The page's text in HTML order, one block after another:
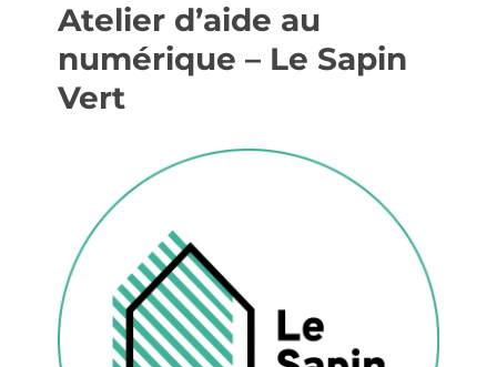
Atelier d’aide au
numérique – Le Sapin
Vert